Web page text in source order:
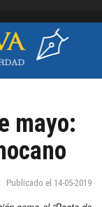
mayo:
Publicado el 14-05-2019